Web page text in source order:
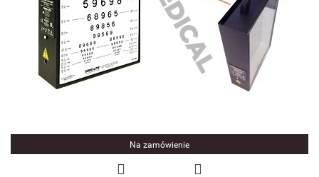
Na zamówienie